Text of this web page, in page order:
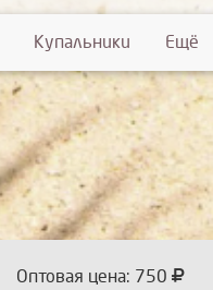
Купальники Ещё
Оптовая цена: 750